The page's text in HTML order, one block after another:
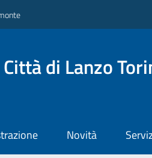
Città di Lanzo
Novità